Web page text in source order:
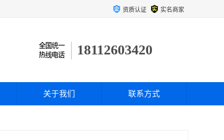
资质认证 实名商家
18112603420
关于我们 联系方式